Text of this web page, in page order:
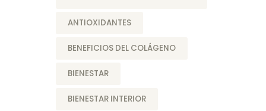
ANTIOXIDANTES
BENEFICIOS DEL COLÁGENO
BIENESTAR
BIENESTAR INTERIOR